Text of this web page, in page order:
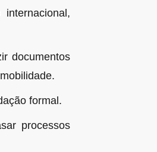
documentos
formal.
processos